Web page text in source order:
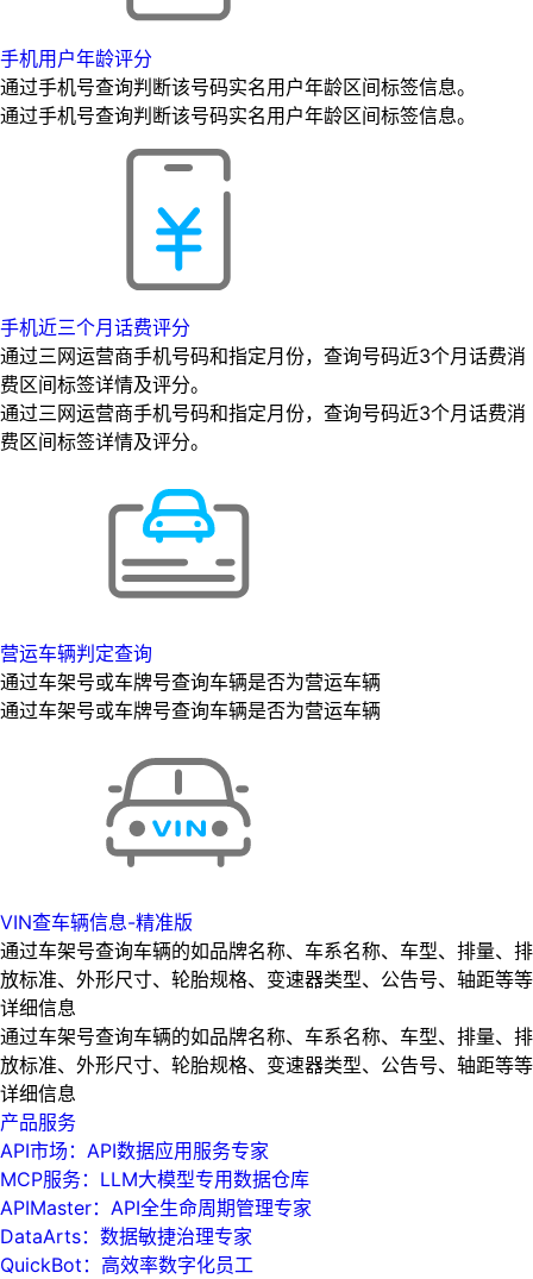
手机用户年龄评分
通过手机号查询判断该号码实名用户年龄区间标签信息。
通过手机号查询判断该号码实名用户年龄区间标签信息。
手机近三个月话费评分
通过三网运营商手机号码和指定月份，查询号码近3个月话费消
费区间标签详情及评分。
通过三网运营商手机号码和指定月份，查询号码近3个月话费消
费区间标签详情及评分。
营运车辆判定查询
通过车架号或车牌号查询车辆是否为营运车辆
通过车架号或车牌号查询车辆是否为营运车辆
VIN查车辆信息-精准版
通过车架号查询车辆的如品牌名称、车系名称、车型、排量、排
放标准、外形尺寸、轮胎规格、变速器类型、公告号、轴距等等
详细信息
通过车架号查询车辆的如品牌名称、车系名称、车型、排量、排
放标准、外形尺寸、轮胎规格、变速器类型、公告号、轴距等等
详细信息
产品服务
API市场：API数据应用服务专家
MCP服务：LLM大模型专用数据仓库
APIMaster：API全生命周期管理专家
DataArts：数据敏捷治理专家
QuickBot：高效率数字化员工